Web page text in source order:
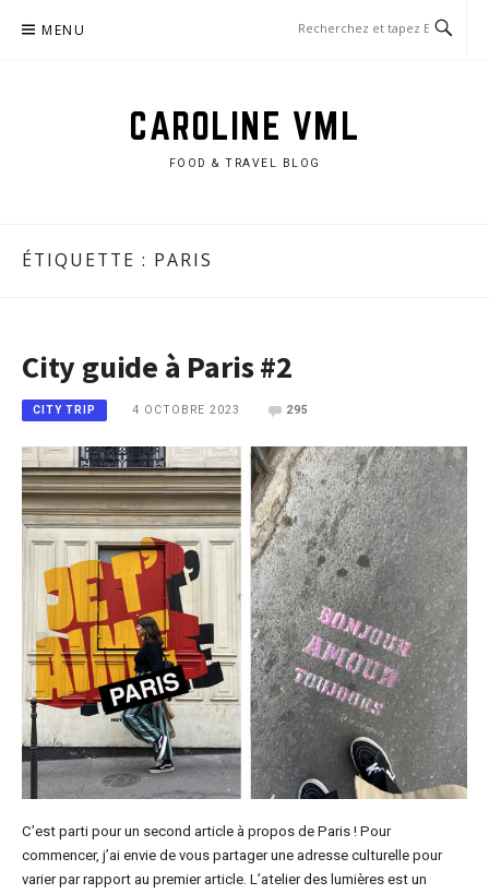
MENU
CAROLINE VML
FOOD & TRAVEL BLOG
ÉTIQUETTE : PARIS
City guide à Paris #2
CITY TRIP 4 OCTOBRE 2023 295
C’est parti pour un second article à propos de Paris ! Pour
commencer, j’ai envie de vous partager une adresse culturelle pour
varier par rapport au premier article. L’atelier des lumières est un